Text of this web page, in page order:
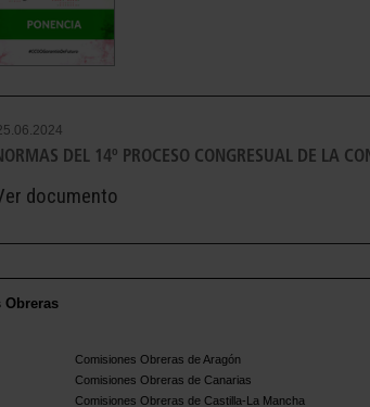
DEL 14º PROCESO CONGRESUAL DE LA
documento
Obreras
Comisiones Obreras de Aragón
Comisiones Obreras de Canarias
Comisiones Obreras de Castilla-La Mancha